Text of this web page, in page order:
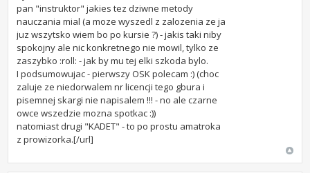
pan "instruktor" jakies tez dziwne metody
nauczania mial (a moze wyszedl z zalozenia ze ja
juz wszytsko wiem bo po kursie ?) - jakis taki niby
spokojny ale nic konkretnego nie mowil, tylko ze
zaszybko :roll: - jak by mu tej elki szkoda bylo.
I podsumowujac - pierwszy OSK polecam :) (choc
zaluje ze niedorwalem nr licencji tego gbura i
pisemnej skargi nie napisalem !!! - no ale czarne
owce wszedzie mozna spotkac :))
natomiast drugi "KADET" - to po prostu amatroka
z prowizorka.[/url]